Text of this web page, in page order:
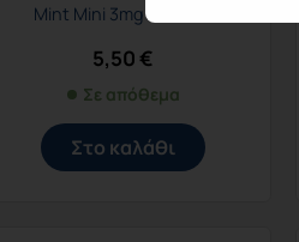
Mint Mini 3mg MEDIUM
5,50€
Σε απόθεμα
Στο καλάθι